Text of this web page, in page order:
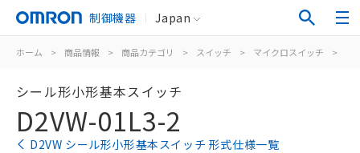
制御機器 Japan
ホーム > 商品情報 > 商品カテゴリ > スイッチ > マイクロスイッチ >
シール形小形基本スイッチ
D2VW-01L3-2
D2VW シール形小形基本スイッチ 形式仕様一覧